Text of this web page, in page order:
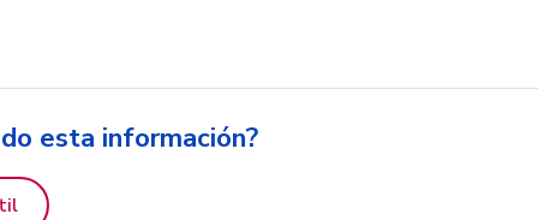
esta información?